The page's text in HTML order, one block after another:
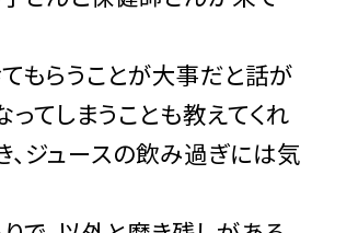
もらうことが大事だと話が
てしまうことも教えてくれ
、ジュースの飲み過ぎには気